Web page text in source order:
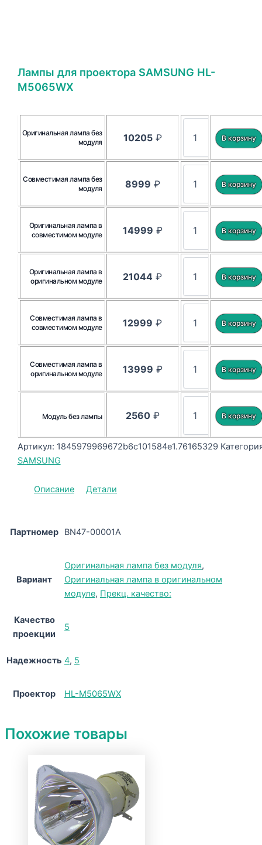
Лампы для проектора SAMSUNG HL-
M5065WX
Оригинальная лампа без
модуля
10205₽
Совместимая лампа без
модуля
8999 ₽
Оригинальная лампа в
совместимом модуле
14999 ₽
Оригинальная лампа в
оригинальном модуле
21044 ₽
Совместимая лампа в
совместимом модуле
12999 ₽
Совместимая лампа в
оригинальном модуле
13999 ₽
Модуль без лампы 2560₽
Артикул: 1845979969672b6c101584e1.76165329
SAMSUNG
Описание Детали
Партномер BN47-00001A
Вариант
Оригинальная лампа без модуля,
Оригинальная лампа в оригинальном
модуле, Прекц. качество:
Качество
проекции
5
Надежность 4, 5
Проектор HL-M5065WX
Похожие товары